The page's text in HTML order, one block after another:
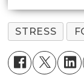
STRESS